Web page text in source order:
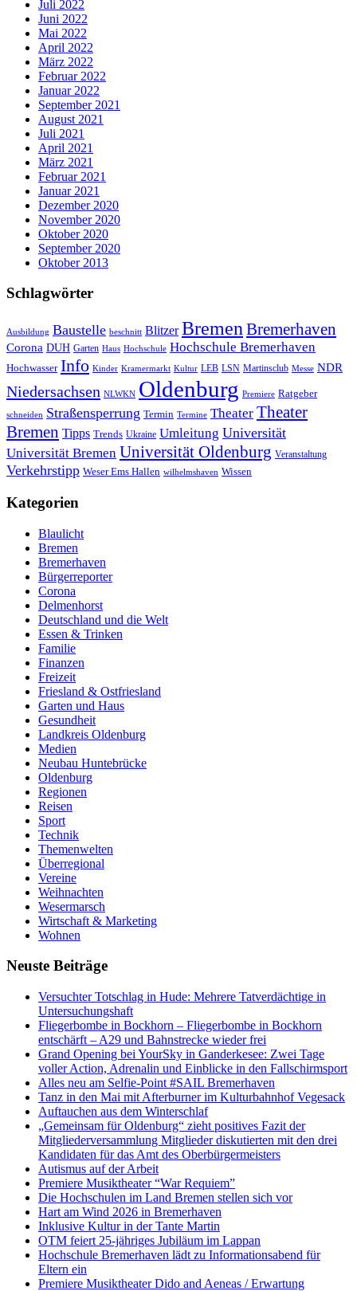
Juli 2022
Juni 2022
Mai 2022
April 2022
März 2022
Februar 2022
Januar 2022
September 2021
August 2021
Juli 2021
April 2021
März 2021
Februar 2021
Januar 2021
Dezember 2020
November 2020
Oktober 2020
September 2020
Oktober 2013
Schlagwörter
Ausbildung Baustelle beschnitt Blitzer Bremen Bremerhaven
Corona DUH Garten Haus Hochschule Hochschule Bremerhaven
Hochwasser Info Kinder Kramermarkt Kultur LEB LSN Martinsclub Messe NDR
Niedersachsen NLWKN Oldenburg Premiere Ratgeber
schneiden Straßensperrung Termin Termine Theater Theater
Bremen Tipps Trends Ukraine Umleitung Universität
Universität Bremen Universität Oldenburg Veranstaltung
Verkehrstipp Weser Ems Hallen wilhelmshaven Wissen
Kategorien
Blaulicht
Bremen
Bremerhaven
Bürgerreporter
Corona
Delmenhorst
Deutschland und die Welt
Essen & Trinken
Familie
Finanzen
Freizeit
Friesland & Ostfriesland
Garten und Haus
Gesundheit
Landkreis Oldenburg
Medien
Neubau Huntebrücke
Oldenburg
Regionen
Reisen
Sport
Technik
Themenwelten
Überregional
Vereine
Weihnachten
Wesermarsch
Wirtschaft & Marketing
Wohnen
Neuste Beiträge
Versucht­er Totschlag in Hude: Mehrere Tatverdächtige in
Untersuchungshaft
Fliegerbombe in Bockhorn – Fliegerbombe in Bockhorn
entschärft – A29 und Bahnstrecke wieder frei
Grand Opening bei YourSky in Ganderkesee: Zwei Tage
voller Action, Adrenalin und Einblicke in den Fallschirmsport
Alles neu am Selfie-Point #SAIL Bremerhaven
Tanz in den Mai mit Afterburner im Kulturbahnhof Vegesack
Auftauchen aus dem Winterschlaf
„Gemeinsam für Oldenburg“ zieht positives Fazit der
Mitgliederversammlung Mitglieder diskutierten mit den drei
Kandidaten für das Amt des Oberbürgermeisters
Autismus auf der Arbeit
Premiere Musiktheater “War Requiem”
Die Hochschulen im Land Bremen stellen sich vor
Hart am Wind 2026 in Bremerhaven
Inklusive Kultur in der Tante Martin
OTM feiert 25-jähriges Jubiläum im Lappan
Hochschule Bremerhaven lädt zu Informationsabend für
Eltern ein
Premiere Musiktheater Dido and Aeneas / Erwartung